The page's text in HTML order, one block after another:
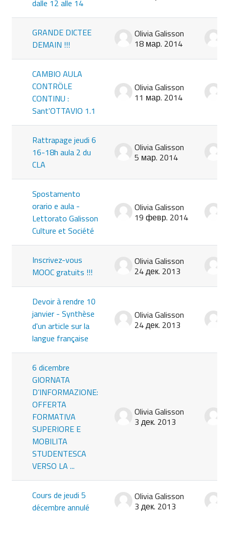
dalle 12 alle 14
GRANDE DICTEE
DEMAIN !!!
Olivia Galisson
18 мар. 2014
CAMBIO AULA
CONTRÖLE
CONTINU :
Sant'OTTAVIO 1.1
Olivia Galisson
11 мар. 2014
Rattrapage jeudi 6
16-18h aula 2 du
CLA
Olivia Galisson
5 мар. 2014
Spostamento
orario e aula -
Lettorato Galisson
Culture et Société
Olivia Galisson
19 февр. 2014
Inscrivez-vous
MOOC gratuits !!!
Olivia Galisson
24 дек. 2013
Devoir à rendre 10
janvier - Synthèse
d'un article sur la
langue française
Olivia Galisson
24 дек. 2013
6 dicembre
GIORNATA
D’INFORMAZIONE:
OFFERTA
FORMATIVA
SUPERIORE E
MOBILITA
STUDENTESCA
VERSO LA ...
Olivia Galisson
3 дек. 2013
Cours de jeudi 5
décembre annulé
Olivia Galisson
3 дек. 2013